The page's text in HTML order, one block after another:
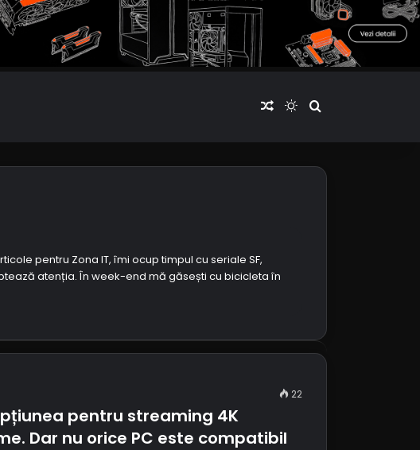
Articol aleatoriu
Switch skin
Cauta articole
pentru Zona IT, îmi ocup timpul cu seriale SF,
atenția. În week-end mă găsești cu bicicleta în
22
pentru streaming 4K
Dar nu orice PC este compatibil